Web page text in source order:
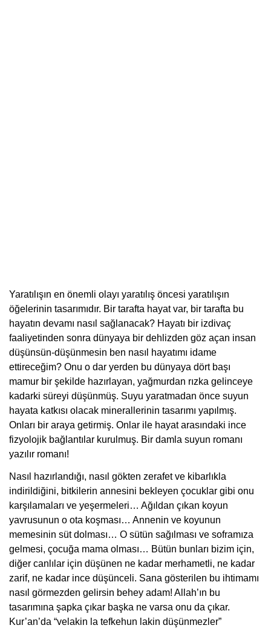
Yaratılışın en önemli olayı yaratılış öncesi yaratılışın
öğelerinin tasarımıdır. Bir tarafta hayat var, bir tarafta bu
hayatın devamı nasıl sağlanacak? Hayatı bir izdivaç
faaliyetinden sonra dünyaya bir dehlizden göz açan insan
düşünsün-düşünmesin ben nasıl hayatımı idame
ettireceğim? Onu o dar yerden bu dünyaya dört başı
mamur bir şekilde hazırlayan, yağmurdan rızka gelinceye
kadarki süreyi düşünmüş. Suyu yaratmadan önce suyun
hayata katkısı olacak minerallerinin tasarımı yapılmış.
Onları bir araya getirmiş. Onlar ile hayat arasındaki ince
fizyolojik bağlantılar kurulmuş. Bir damla suyun romanı
yazılır romanı!
Nasıl hazırlandığı, nasıl gökten zerafet ve kibarlıkla
indirildiğini, bitkilerin annesini bekleyen çocuklar gibi onu
karşılamaları ve yeşermeleri… Ağıldan çıkan koyun
yavrusunun o ota koşması… Annenin ve koyunun
memesinin süt dolması… O sütün sağılması ve soframıza
gelmesi, çocuğa mama olması… Bütün bunları bizim için,
diğer canlılar için düşünen ne kadar merhametli, ne kadar
zarif, ne kadar ince düşünceli. Sana gösterilen bu ihtimamı
nasıl görmezden gelirsin behey adam! Allah’ın bu
tasarımına şapka çıkar başka ne varsa onu da çıkar.
Kur’an’da “velakin la tefkehun lakin düşünmezler”